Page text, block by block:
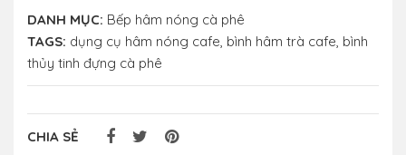
DANH MỤC: Bếp hâm nóng cà phê
TAGS: dụng cụ hâm nóng cafe, bình hâm trà cafe, bình
thủy tinh đựng cà phê
CHIA SẺ